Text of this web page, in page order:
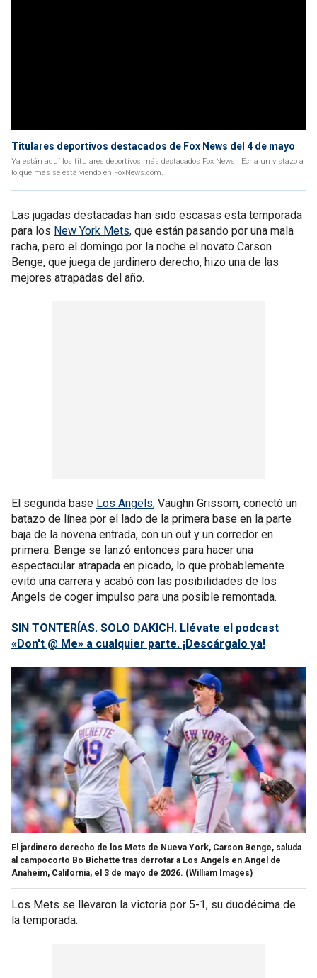
Titulares deportivos destacados de Fox News del 4 de mayo
Ya están aquí los titulares deportivos más destacados Fox News . Echa un vistazo a
lo que más se está viendo en FoxNews.com.
Las jugadas destacadas han sido escasas esta temporada
para los New York Mets, que están pasando por una mala
racha, pero el domingo por la noche el novato Carson
Benge, que juega de jardinero derecho, hizo una de las
mejores atrapadas del año.
El segunda base Los Angels, Vaughn Grissom, conectó un
batazo de línea por el lado de la primera base en la parte
baja de la novena entrada, con un out y un corredor en
primera. Benge se lanzó entonces para hacer una
espectacular atrapada en picado, lo que probablemente
evitó una carrera y acabó con las posibilidades de los
Angels de coger impulso para una posible remontada.
SIN TONTERÍAS. SOLO DAKICH. Llévate el podcast
«Don't @ Me» a cualquier parte. ¡Descárgalo ya!
El jardinero derecho de los Mets de Nueva York, Carson Benge, saluda
al campocorto Bo Bichette tras derrotar a Los Angels en Angel de
Anaheim, California, el 3 de mayo de 2026. (William Images)
Los Mets se llevaron la victoria por 5-1, su duodécima de
la temporada.